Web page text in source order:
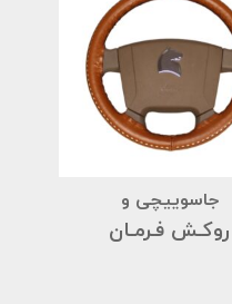
جاسوییچی و
روکـش فـرمـان